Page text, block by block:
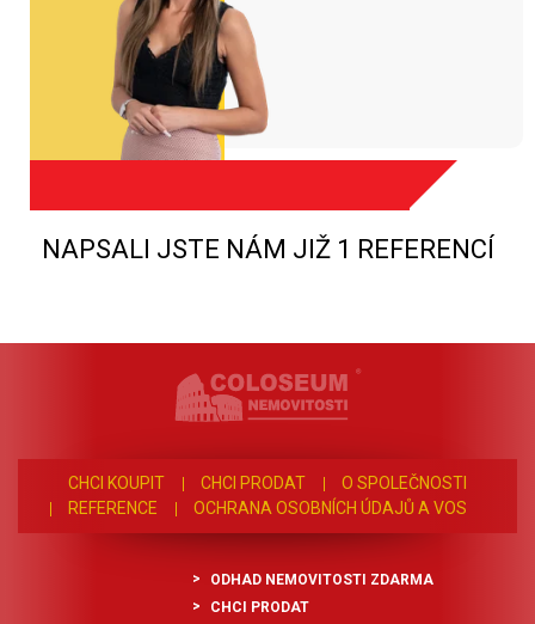
NAPSALI JSTE NÁM JIŽ 1 REFERENCÍ
CHCI KOUPIT CHCI PRODAT
O SPOLEČNOSTI
REFERENCE
OCHRANA OSOBNÍCH ÚDAJŮ A VOS
ODHAD NEMOVITOSTI ZDARMA
CHCI PRODAT